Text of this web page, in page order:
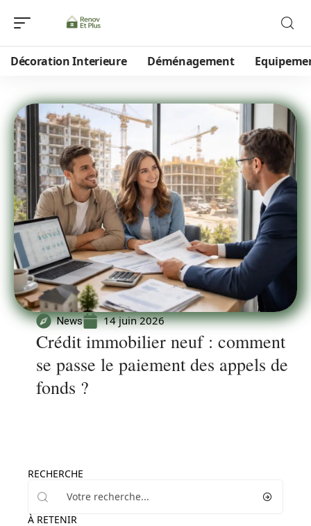
Décoration Interieure Déménagement
News 14 juin 2026
Crédit immobilier neuf : comment
se passe le paiement des appels de
fonds ?
RECHERCHE
À RETENIR